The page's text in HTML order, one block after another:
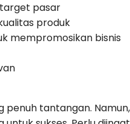
pasar
produk
mempromosikan bisnis
penuh tantangan.